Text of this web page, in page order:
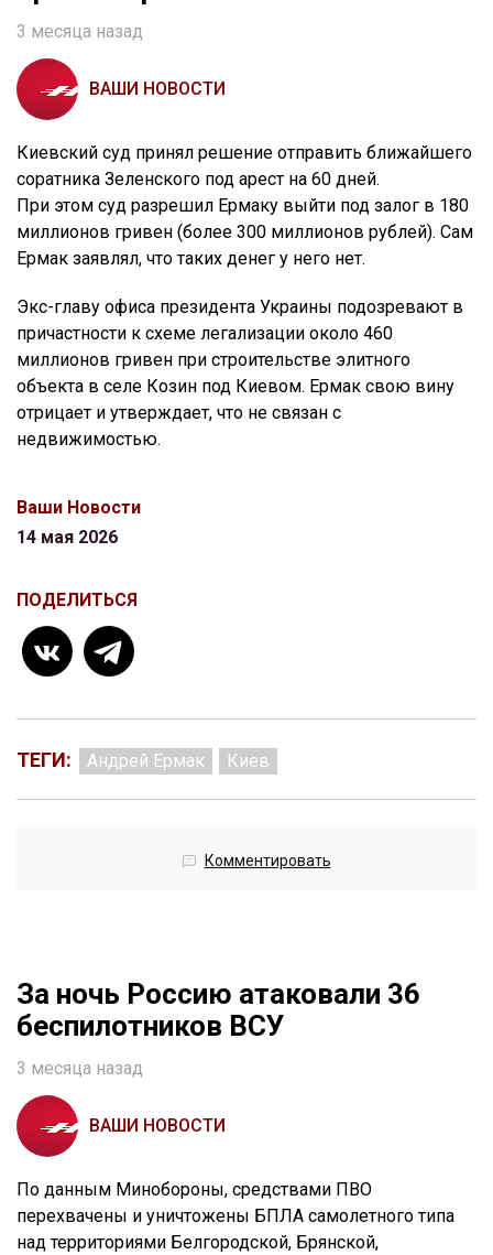
3 месяца назад
ВАШИ НОВОСТИ
Киевский суд принял решение отправить ближайшего
соратника Зеленского под арест на 60 дней.
При этом суд разрешил Ермаку выйти под залог в 180
миллионов гривен (более 300 миллионов рублей). Сам
Ермак заявлял, что таких денег у него нет.
Экс-главу офиса президента Украины подозревают в
причастности к схеме легализации около 460
миллионов гривен при строительстве элитного
объекта в селе Козин под Киевом. Ермак свою вину
отрицает и утверждает, что не связан с
недвижимостью.
Ваши Новости
14 мая 2026
ПОДЕЛИТЬСЯ
ТЕГИ: Андрей Ермак Киев
Комментировать
За ночь Россию атаковали 36
беспилотников ВСУ
3 месяца назад
ВАШИ НОВОСТИ
По данным Минобороны, средствами ПВО
перехвачены и уничтожены БПЛА самолетного типа
над территориями Белгородской, Брянской,